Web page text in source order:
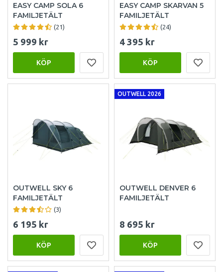
EASY CAMP SOLA 6
FAMILJETÄLT
(21)
5 999 kr
KÖP
EASY CAMP SKARVAN 5
FAMILJETÄLT
(24)
4 395 kr
KÖP
OUTWELL SKY 6
FAMILJETÄLT
(3)
6 195 kr
KÖP
OUTWELL 2026
OUTWELL DENVER 6
FAMILJETÄLT
8 695 kr
KÖP